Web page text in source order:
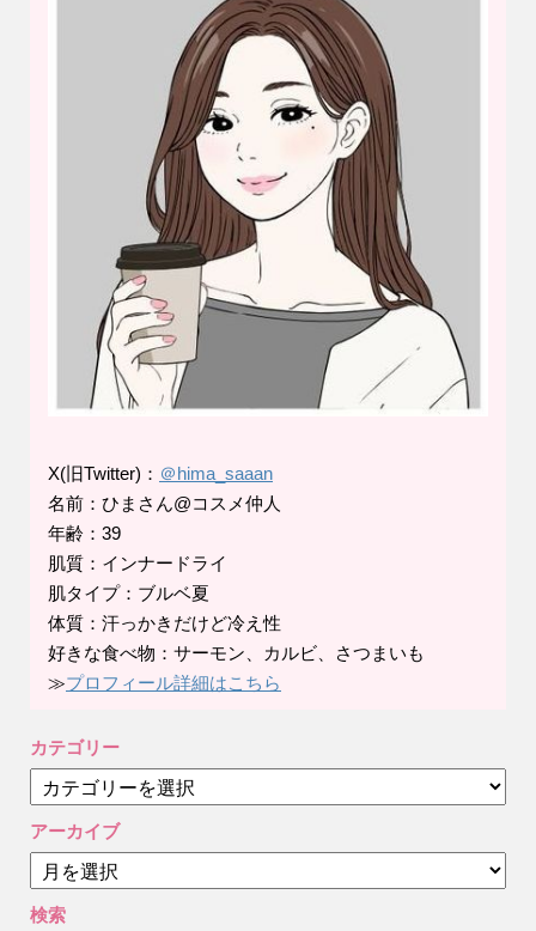
X(旧Twitter)： ＠hima_saaan
名前：ひまさん@コスメ仲人
年齢：39
肌質：インナードライ
肌タイプ：ブルベ夏
体質：汗っかきだけど冷え性
好きな食べ物：サーモン、カルビ、さつまいも
≫プロフィール詳細はこちら
カテゴリー
テ
ゴ
リ
ー
アーカイブ
ア
ー
カ
検索